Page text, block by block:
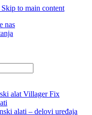
Skip to main content
nas
alat Villager Fix
alati – delovi uređaja